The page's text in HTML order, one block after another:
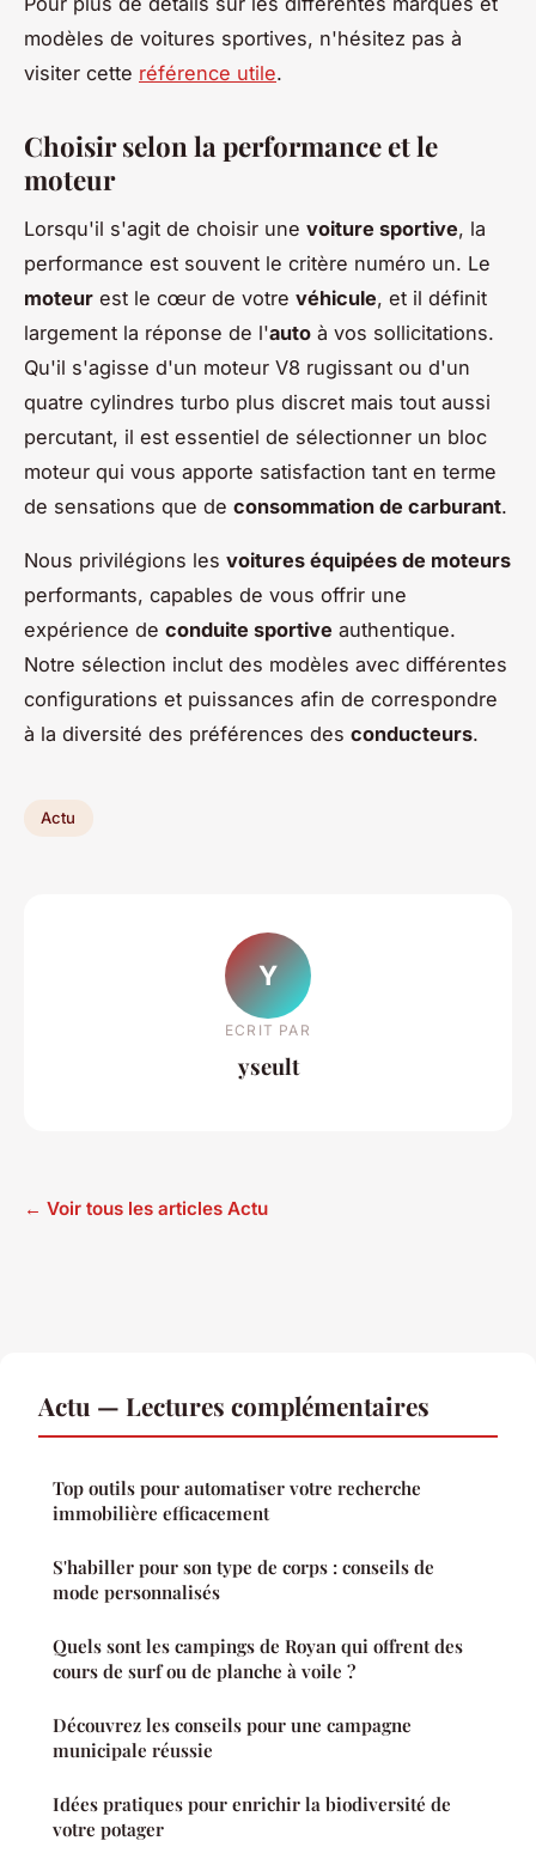
modèles de voitures sportives, n'hésitez pas à
visiter cette référence utile.
Choisir selon la performance et le
moteur
Lorsqu'il s'agit de choisir une voiture sportive, la
performance est souvent le critère numéro un. Le
moteur est le cœur de votre véhicule, et il définit
largement la réponse de l'auto à vos sollicitations.
Qu'il s'agisse d'un moteur V8 rugissant ou d'un
quatre cylindres turbo plus discret mais tout aussi
percutant, il est essentiel de sélectionner un bloc
moteur qui vous apporte satisfaction tant en terme
de sensations que de consommation de carburant.
Nous privilégions les voitures équipées de moteurs
performants, capables de vous offrir une
expérience de conduite sportive authentique.
Notre sélection inclut des modèles avec différentes
configurations et puissances afin de correspondre
à la diversité des préférences des conducteurs.
Actu
Y
ECRIT PAR
yseult
← Voir tous les articles Actu
Actu — Lectures complémentaires
Top outils pour automatiser votre recherche
immobilière efficacement
S'habiller pour son type de corps : conseils de
mode personnalisés
Quels sont les campings de Royan qui offrent des
cours de surf ou de planche à voile ?
Découvrez les conseils pour une campagne
municipale réussie
Idées pratiques pour enrichir la biodiversité de
votre potager